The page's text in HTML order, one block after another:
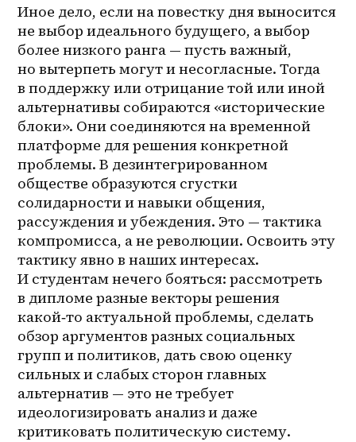
Иное дело, если на повестку дня выносится
не выбор идеального будущего, а выбор
более низкого ранга — пусть важный,
но вытерпеть могут и несогласные. Тогда
в поддержку или отрицание той или иной
альтернативы собираются «исторические
блоки». Они соединяются на временной
платформе для решения конкретной
проблемы. В дезинтегрированном
обществе образуются сгустки
солидарности и навыки общения,
рассуждения и убеждения. Это — тактика
компромисса, а не революции. Освоить эту
тактику явно в наших интересах.
И студентам нечего бояться: рассмотреть
в дипломе разные векторы решения
какой‑то актуальной проблемы, сделать
обзор аргументов разных социальных
групп и политиков, дать свою оценку
сильных и слабых сторон главных
альтернатив — это не требует
идеологизировать анализ и даже
критиковать политическую систему.